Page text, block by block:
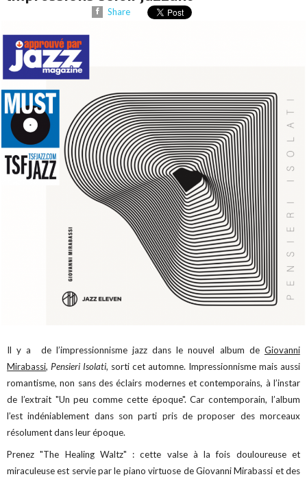
Share
Il y a de l’impressionnisme jazz dans le nouvel album de Giovanni
Mirabassi, Pensieri Isolati, sorti cet automne. Impressionnisme mais aussi
romantisme, non sans des éclairs modernes et contemporains, à l’instar
de l’extrait "Un peu comme cette époque". Car contemporain, l’album
l’est indéniablement dans son parti pris de proposer des morceaux
résolument dans leur époque.
Prenez "The Healing Waltz" : cette valse à la fois douloureuse et
miraculeuse est servie par le piano virtuose de Giovanni Mirabassi et des